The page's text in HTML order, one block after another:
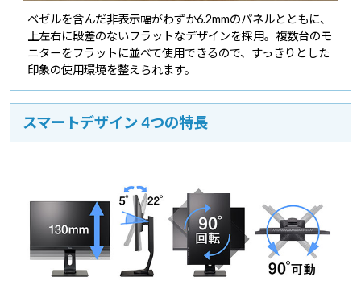
ベゼルを含んだ非表示幅がわずか6.2mmのパネルとともに、
上左右に段差のないフラットなデザインを採用。複数台のモ
ニターをフラットに並べて使用できるので、すっきりとした
印象の使用環境を整えられます。
スマートデザイン 4つの特長